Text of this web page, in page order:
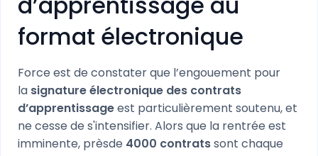
format électronique
Force est de constater que l’engouement pour
la signature électronique des contrats
d’apprentissageest particulièrement soutenu, et
ne cesse de s'intensifier. Alors que la rentrée est
imminente, prèsde 4000 contratssont chaque